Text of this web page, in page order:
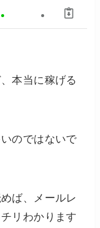
本当に稼げる
のではないで
ば、メールレ
リわかります